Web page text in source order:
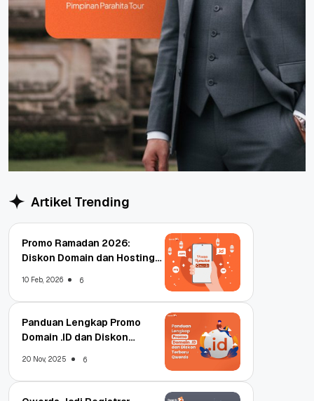
Artikel Trending
Promo Ramadan 2026:
Diskon Domain dan Hosting
10 Feb, 2026 6
Panduan Lengkap Promo
Domain .ID dan Diskon
20 Nov, 2025 6